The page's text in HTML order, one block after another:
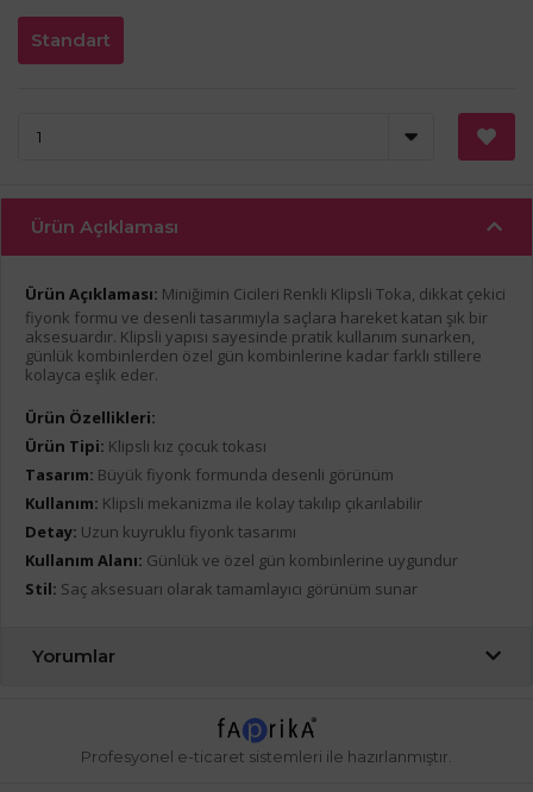
Standart
Ürün Açıklaması
Ürün Açıklaması: Miniğimin Cicileri Renkli Klipsli Toka, dikkat çekici
fiyonk formu ve desenli tasarımıyla saçlara hareket katan şık bir
aksesuardır. Klipsli yapısı sayesinde pratik kullanım sunarken,
günlük kombinlerden özel gün kombinlerine kadar farklı stillere
kolayca eşlik eder.
Ürün Özellikleri:
Ürün Tipi: Klipsli kız çocuk tokası
Tasarım: Büyük fiyonk formunda desenli görünüm
Kullanım: Klipsli mekanizma ile kolay takılıp çıkarılabilir
Detay: Uzun kuyruklu fiyonk tasarımı
Kullanım Alanı: Günlük ve özel gün kombinlerine uygundur
Stil: Saç aksesuarı olarak tamamlayıcı görünüm sunar
Yorumlar
Profesyonel e-ticaret sistemleri ile hazırlanmıştır.